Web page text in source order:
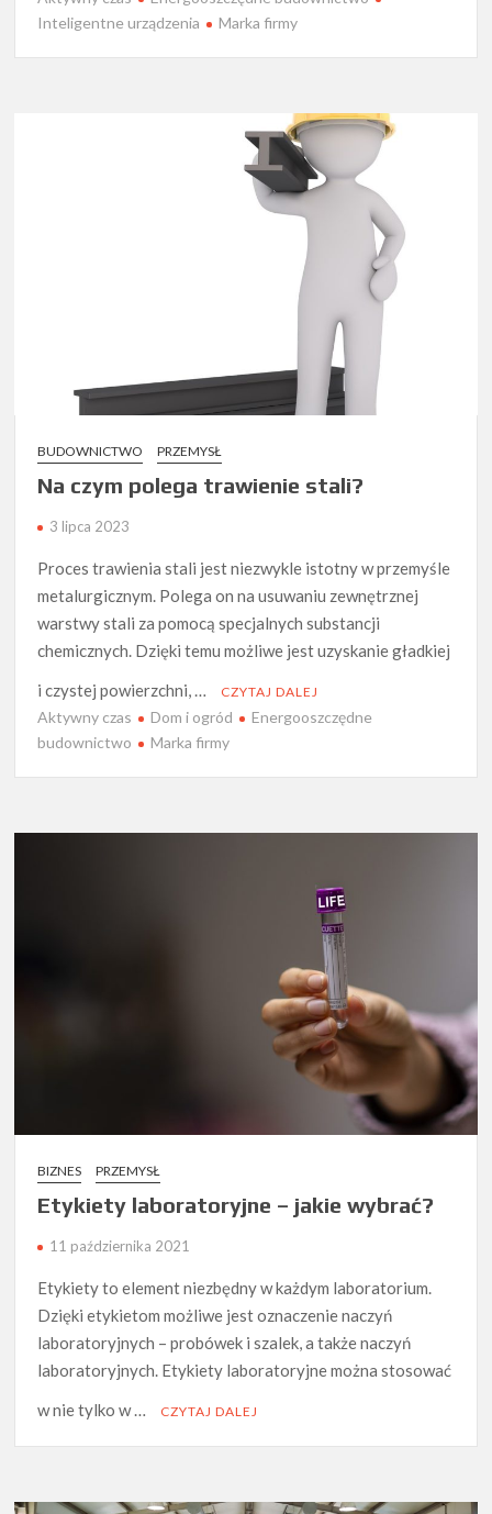
Inteligentne urządzenia
Marka firmy
BUDOWNICTWO PRZEMYSŁ
Na czym polega trawienie stali?
3 lipca 2023
Proces trawienia stali jest niezwykle istotny w przemyśle
metalurgicznym. Polega on na usuwaniu zewnętrznej
warstwy stali za pomocą specjalnych substancji
chemicznych. Dzięki temu możliwe jest uzyskanie gładkiej
i czystej powierzchni, …
CZYTAJ DALEJ
Aktywny czas Dom i ogród
Energooszczędne
budownictwo
Marka firmy
BIZNES PRZEMYSŁ
Etykiety laboratoryjne – jakie wybrać?
11 października 2021
Etykiety to element niezbędny w każdym laboratorium.
Dzięki etykietom możliwe jest oznaczenie naczyń
laboratoryjnych – probówek i szalek, a także naczyń
laboratoryjnych. Etykiety laboratoryjne można stosować
w nie tylko w …
CZYTAJ DALEJ